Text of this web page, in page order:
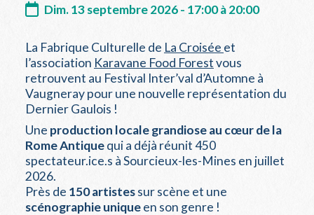
Dim. 13 septembre 2026 - 17:00 à 20:00
La Fabrique Culturelle de La Croisée et
l’association Karavane Food Forestvous
retrouvent au Festival Inter’val d’Automne à
Vaugneray pour une nouvelle représentation du
Dernier Gaulois !
Une production locale grandiose au cœur de la
Rome Antiquequi a déjà réunit 450
spectateur.ice.s à Sourcieux-les-Mines en juillet
2026.
Près de 150 artistessur scène et une
scénographie uniqueen son genre !